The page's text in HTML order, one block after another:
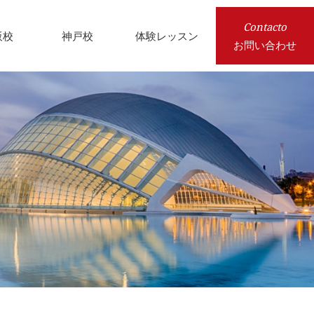
校 神戸校 体験レッスン
Contacto
お問い合わせ